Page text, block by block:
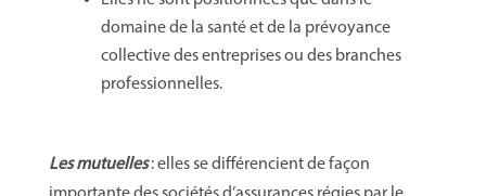
domaine de la santé et de la prévoyance
collective des entreprises ou des branches
professionnelles.
Les mutuelles: elles se différencient de façon